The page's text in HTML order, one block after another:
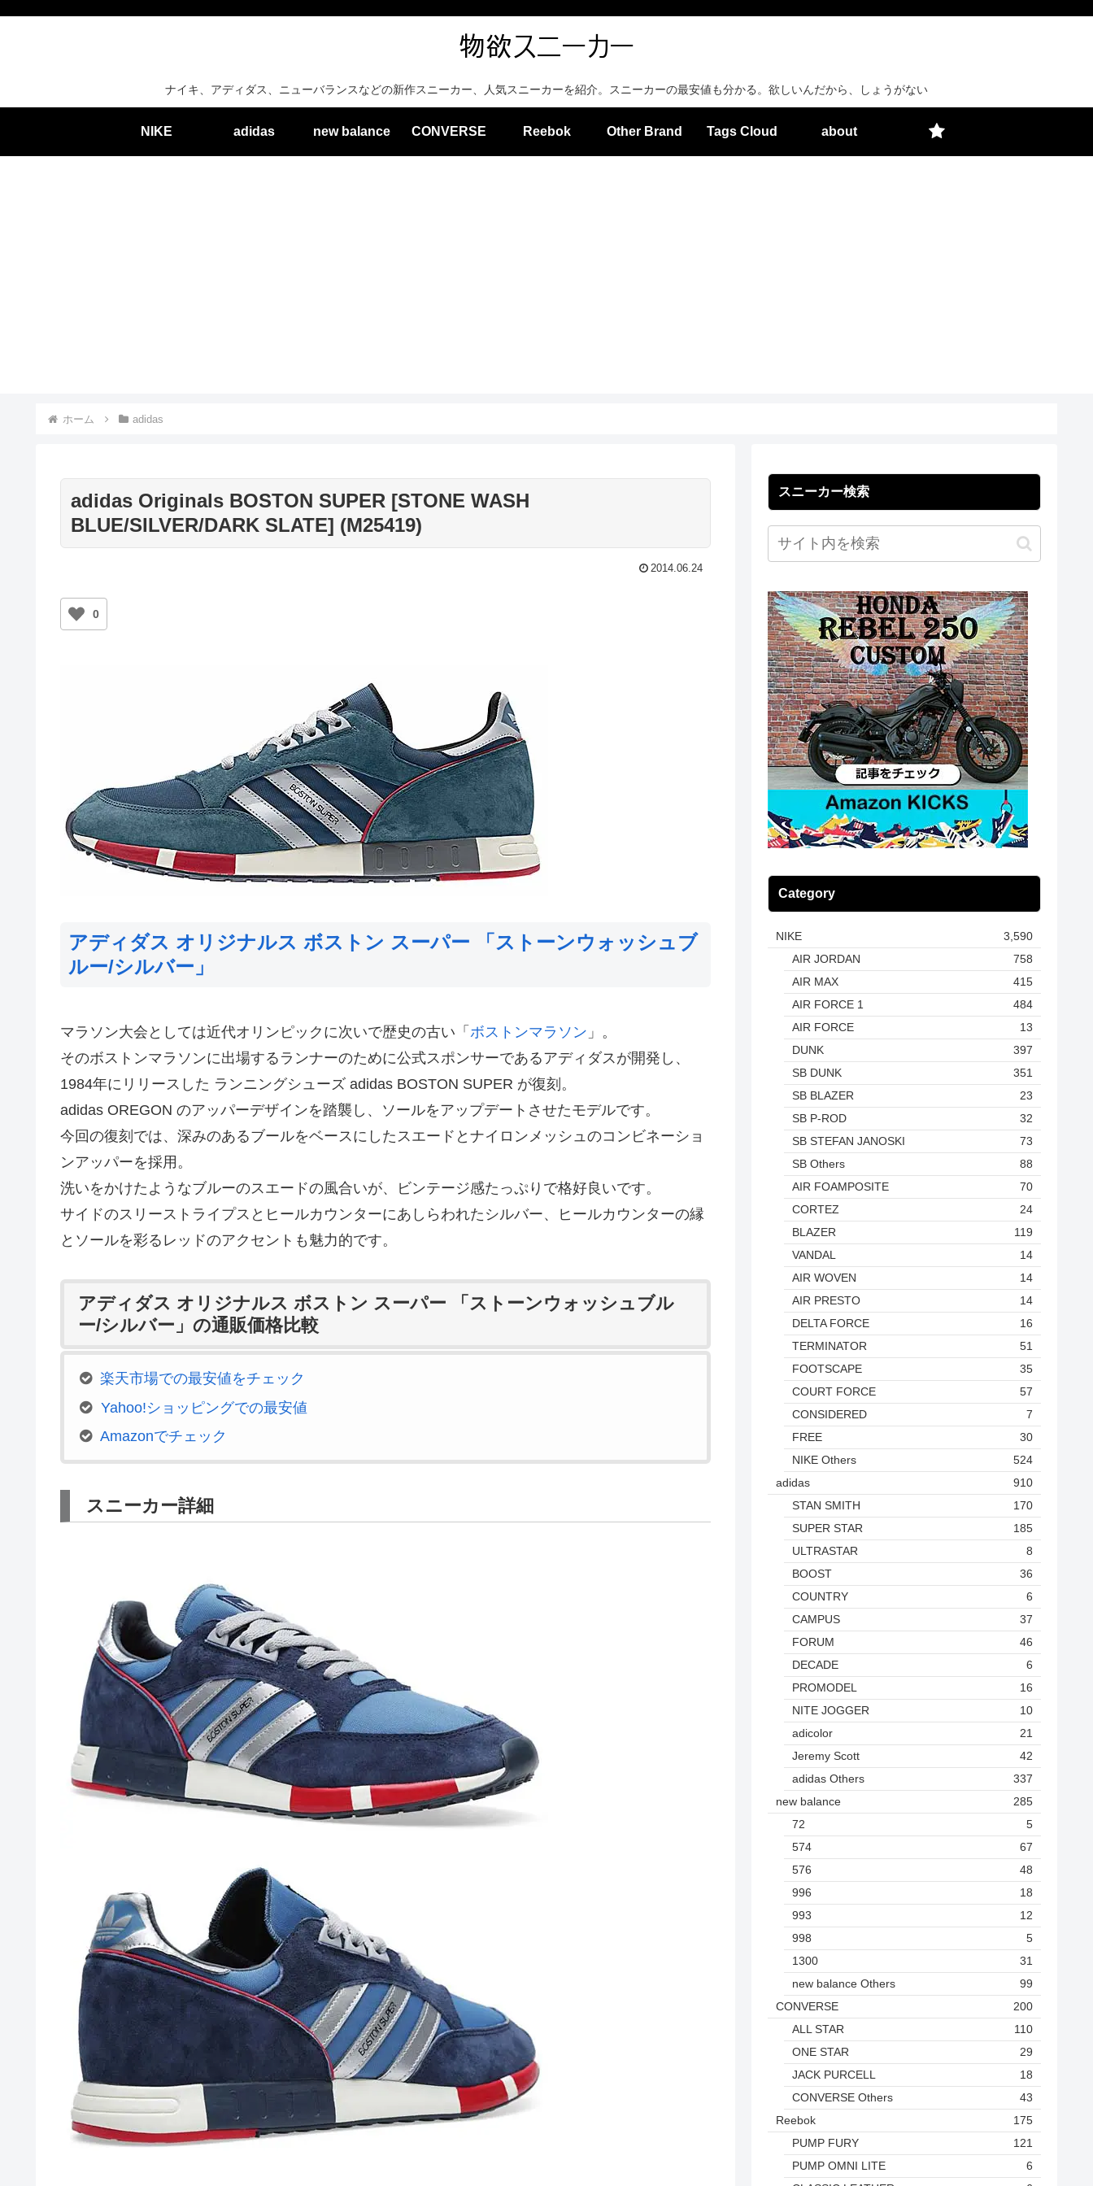
ナイキ、アディダス、ニューバランスなどの新作スニーカー、人気スニーカーを紹介。スニーカーの最安値も分かる。欲しいんだから、しょうがない
NIKE adidas new balance CONVERSE Reebok Other Brand Tags Cloud about
ホーム adidas
adidas Originals BOSTON SUPER [STONE WASH
BLUE/SILVER/DARK SLATE] (M25419)
2014.06.24
0
アディダス オリジナルス ボストン スーパー 「ストーンウォッシュブ
ルー/シルバー」
マラソン大会としては近代オリンピックに次いで歴史の古い「 ボストンマラソン 」。
そのボストンマラソンに出場するランナーのために公式スポンサーであるアディダスが開発し、
1984年にリリースした ランニングシューズ adidas BOSTON SUPER が復刻。
adidas OREGON のアッパーデザインを踏襲し、ソールをアップデートさせたモデルです。
今回の復刻では、深みのあるブールをベースにしたスエードとナイロンメッシュのコンビネーショ
ンアッパーを採用。
洗いをかけたようなブルーのスエードの風合いが、ビンテージ感たっぷりで格好良いです。
サイドのスリーストライプスとヒールカウンターにあしらわれたシルバー、ヒールカウンターの縁
とソールを彩るレッドのアクセントも魅力的です。
アディダス オリジナルス ボストン スーパー 「ストーンウォッシュブル
ー/シルバー」の通販価格比較
楽天市場での最安値をチェック
Yahoo!ショッピングでの最安値
Amazonでチェック
スニーカー詳細
スニーカー検索
Category
NIKE
3,590
AIR JORDAN
758
AIR MAX
415
AIR FORCE 1
484
AIR FORCE
13
DUNK
397
SB DUNK
351
SB BLAZER
23
SB P-ROD
32
SB STEFAN JANOSKI
73
SB Others
88
AIR FOAMPOSITE
70
CORTEZ
24
BLAZER
119
VANDAL
14
AIR WOVEN
14
AIR PRESTO
14
DELTA FORCE
16
TERMINATOR
51
FOOTSCAPE
35
COURT FORCE
57
CONSIDERED
7
FREE
30
NIKE Others
524
adidas
910
STAN SMITH
170
SUPER STAR
185
ULTRASTAR
8
BOOST
36
COUNTRY
6
CAMPUS
37
FORUM
46
DECADE
6
PROMODEL
16
NITE JOGGER
10
adicolor
21
Jeremy Scott
42
adidas Others
337
new balance
285
72
5
574
67
576
48
996
18
993
12
998
5
1300
31
new balance Others
99
CONVERSE
200
ALL STAR
110
ONE STAR
29
JACK PURCELL
18
CONVERSE Others
43
Reebok
175
PUMP FURY
121
PUMP OMNI LITE
6